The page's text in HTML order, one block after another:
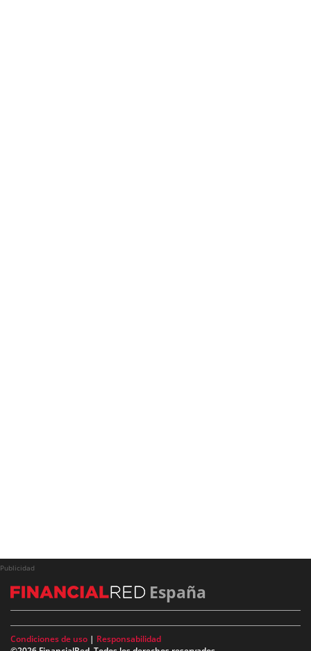
Publicidad
España
Condiciones de uso | Responsabilidad